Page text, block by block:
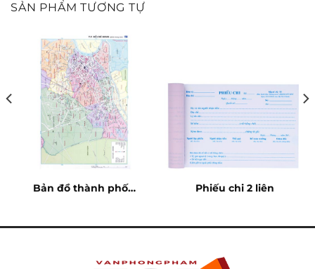
SẢN PHẨM TƯƠNG TỰ
Bản đồ thành phố
Phiếu chi 2 liên